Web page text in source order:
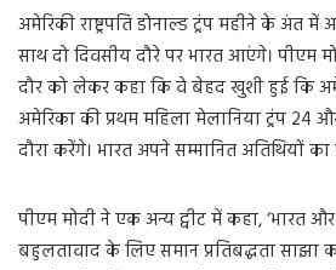
अमेरिकी राष्ट्रपति डोनाल्ड ट्रंप महीने के अंत में
साथ दो दिवसीय दौरे पर भारत आएंगे। पीएम
दौर को लेकर कहा कि वे बेहद खुशी हुई कि
अमेरिका की प्रथम महिला मेलानिया ट्रंप 24
दौरा करेंगे। भारत अपने सम्मानित अतिथियों
पीएम मोदी ने एक अन्य ट्वीट में कहा, ‘भारत
बहुलतावाद के लिए समान प्रतिबद्धता साझा